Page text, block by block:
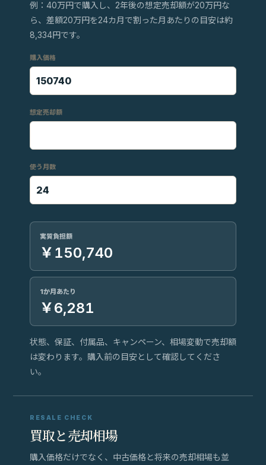
例：40万円で購入し、2年後の想定売却額が20万円な
ら、差額20万円を24カ月で割った月あたりの目安は約
8,334円です。
購入価格
想定売却額
使う月数
実質負担額
￥150,740
1か月あたり
￥6,281
状態、保証、付属品、キャンペーン、相場変動で売却額
は変わります。購入前の目安として確認してくださ
い。
RESALE CHECK
買取と売却相場
購入価格だけでなく、中古価格と将来の売却相場も並